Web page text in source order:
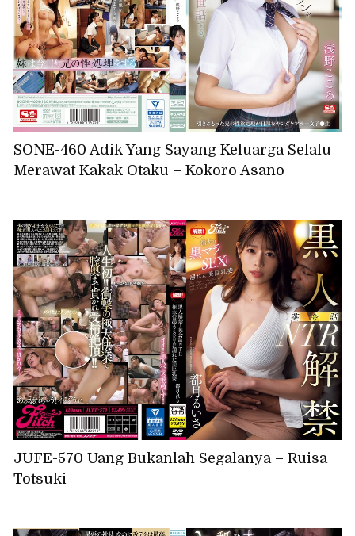
SONE-460 Adik Yang Sayang Keluarga Selalu
Merawat Kakak Otaku – Kokoro Asano
JUFE-570 Uang Bukanlah Segalanya – Ruisa
Totsuki